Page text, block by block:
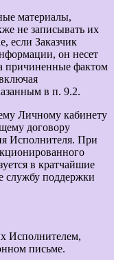
материалы,
не записывать их
если Заказчик
он несет
причиненные фактом
в п. 9.2.
Личному кабинету
договору
Исполнителя. При
в кратчайшие
службу поддержки
Исполнителем,
письме.